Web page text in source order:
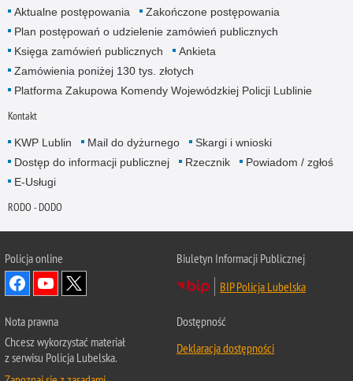
Aktualne postępowania
Zakończone postępowania
Plan postępowań o udzielenie zamówień publicznych
Księga zamówień publicznych
Ankieta
Zamówienia poniżej 130 tys. złotych
Platforma Zakupowa Komendy Wojewódzkiej Policji Lublinie
Kontakt
KWP Lublin Mail do dyżurnego
Skargi i wnioski
Dostęp do informacji publicznej
Rzecznik
Powiadom / zgłoś
E-Usługi
RODO - DODO
Policja online
Biuletyn Informacji Publicznej
BIP Policja Lubelska
Nota prawna
Chcesz wykorzystać materiał
z serwisu Policja Lubelska.
Dostępność
Deklaracja dostępności